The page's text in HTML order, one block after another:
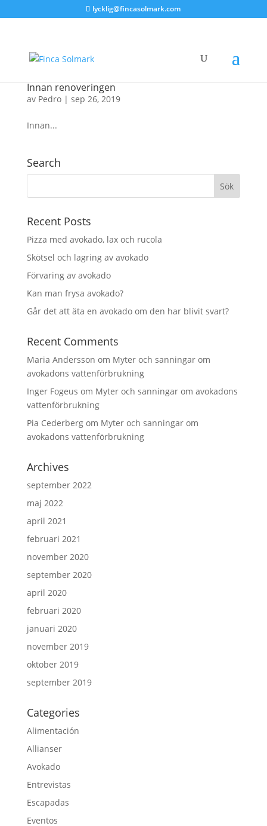
lycklig@fincasolmark.com
Innan renoveringen
av Pedro| sep 26, 2019
Innan...
Search
Recent Posts
Pizza med avokado, lax och rucola
Skötsel och lagring av avokado
Förvaring av avokado
Kan man frysa avokado?
Går det att äta en avokado om den har blivit svart?
Recent Comments
Maria Andersson om Myter och sanningar om
avokadons vattenförbrukning
Inger Fogeus om Myter och sanningar om avokadons
vattenförbrukning
Pia Cederbergom Myter och sanningar om
avokadons vattenförbrukning
Archives
september 2022
maj 2022
april 2021
februari 2021
november 2020
september 2020
april 2020
februari 2020
januari 2020
november 2019
oktober 2019
september 2019
Categories
Alimentación
Allianser
Avokado
Entrevistas
Escapadas
Eventos